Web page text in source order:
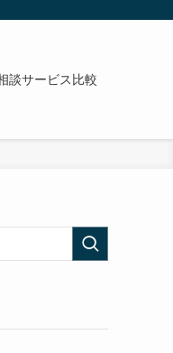
談サービス比較